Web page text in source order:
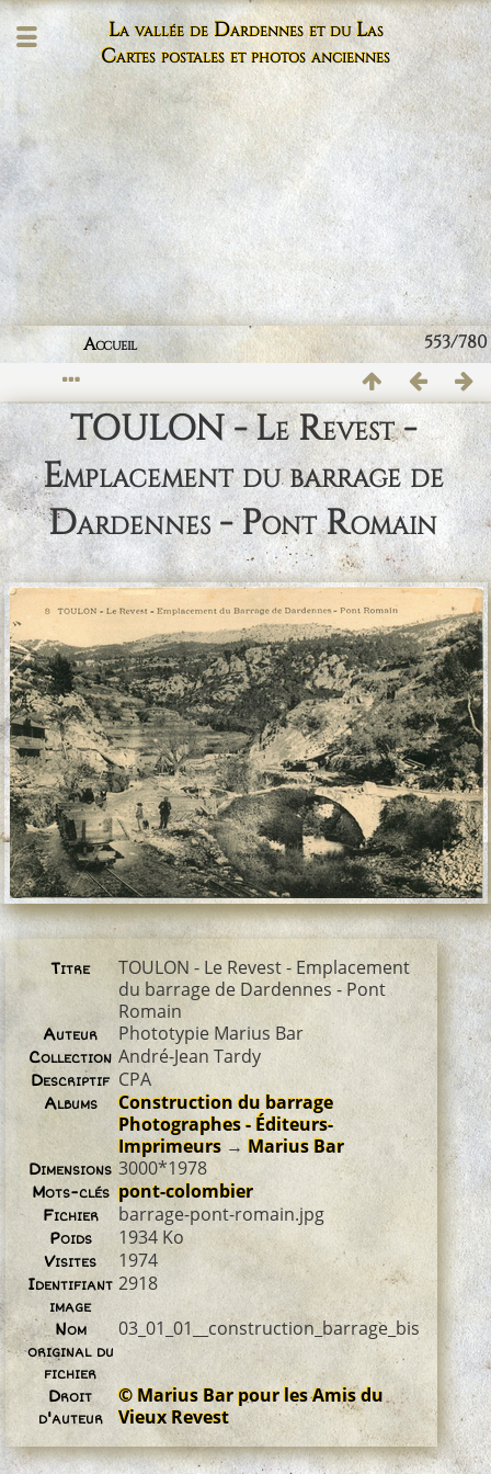
La vallée de Dardennes et du Las
Cartes postales et photos anciennes
553/780
Accueil
TOULON - Le Revest -
Emplacement du barrage de
Dardennes - Pont Romain
Titre
TOULON - Le Revest - Emplacement
du barrage de Dardennes - Pont
Romain
Auteur Phototypie Marius Bar
Collection André-Jean Tardy
Descriptif CPA
Albums
Construction du barrage
Photographes - Éditeurs-
Imprimeurs→ Marius Bar
Dimensions 3000*1978
Mots-clés pont-colombier
Fichier barrage-pont-romain.jpg
Poids 1934 Ko
Visites 1974
Identifiant
image
2918
Nom
original du
fichier
03_01_01__construction_barrage_bis
Droit
d'auteur
© Marius Bar pour les Amis du
Vieux Revest